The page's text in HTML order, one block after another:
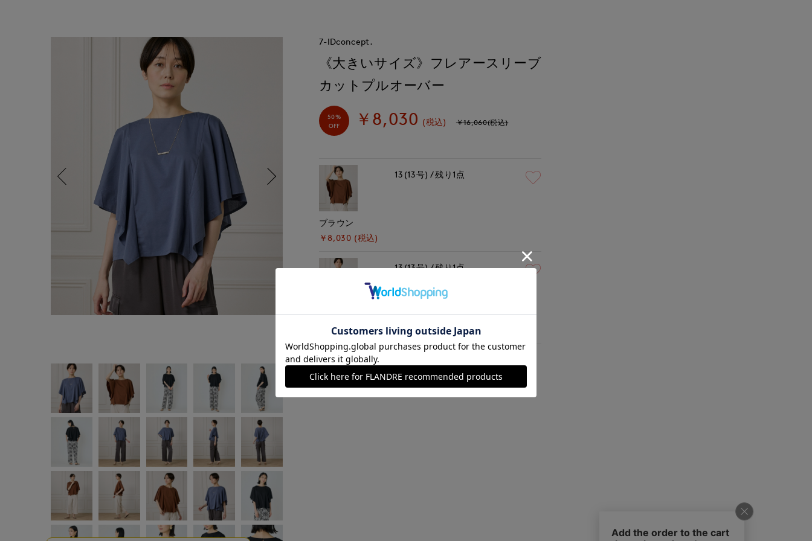
7-IDconcept.
《大きいサイズ》フレアースリーブ
カットプルオーバー
50%
OFF
￥8,030 (税込) ￥16,060(税込)
ブラウン
￥8,030 (税込)
13(13号) 残り1点
ブルー
￥8,030 (税込)
13(13号) 残り1点